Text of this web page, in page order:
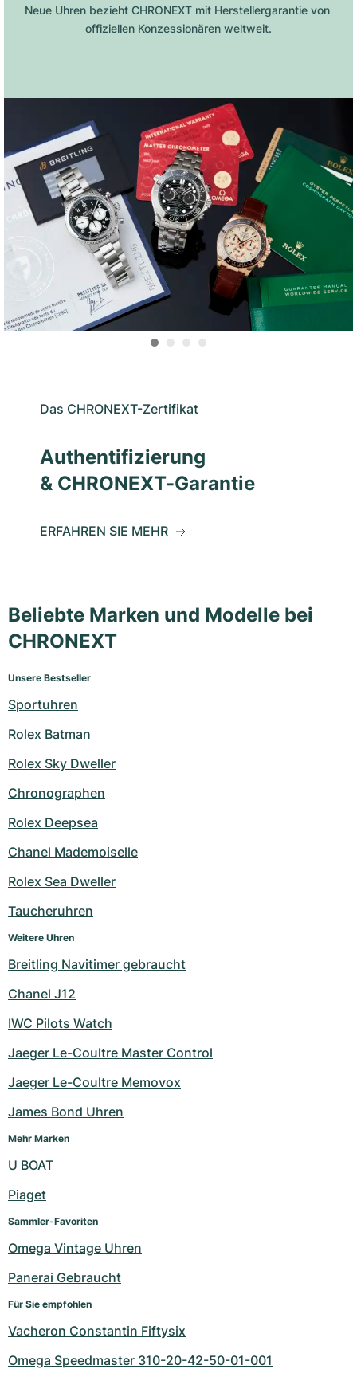
Neue Uhren bezieht CHRONEXT mit Herstellergarantie von
offiziellen Konzessionären weltweit.
Das CHRONEXT-Zertifikat
Authentifizierung
& CHRONEXT-Garantie
ERFAHREN SIE MEHR
Beliebte Marken und Modelle bei
CHRONEXT
Unsere Bestseller
Sportuhren
Rolex Batman
Rolex Sky Dweller
Chronographen
Rolex Deepsea
Chanel Mademoiselle
Rolex Sea Dweller
Taucheruhren
Weitere Uhren
Breitling Navitimer gebraucht
Chanel J12
IWC Pilots Watch
Jaeger Le-Coultre Master Control
Jaeger Le-Coultre Memovox
James Bond Uhren
Mehr Marken
U BOAT
Piaget
Sammler-Favoriten
Omega Vintage Uhren
Panerai Gebraucht
Für Sie empfohlen
Vacheron Constantin Fiftysix
Omega Speedmaster 310-20-42-50-01-001